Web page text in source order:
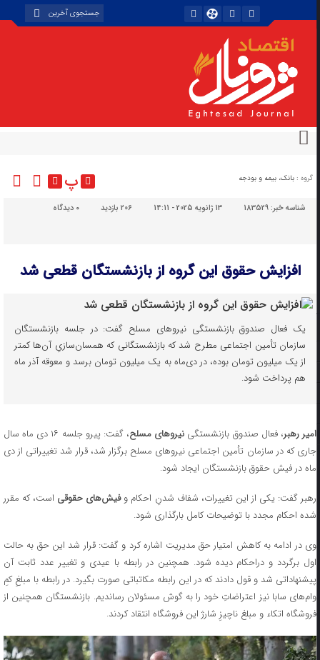
گروه : بانک، بیمه و بودجه پ
شناسه خبر:183529 13 ژانویه 2025 - 14:11 206 بازدید دیدگاه
افزایش حقوق این گروه از بازنشستگان قطعی شد
یک فعال صندوق بازنشستگی نیروهای مسلح گفت: در جلسه بازنشستگان
سازمان تأمین اجتماعی مطرح شد که بازنشستگانی که همسان‌سازیِ آن‌ها کمتر
از یک میلیون تومان بوده، در دی‌ماه به یک میلیون تومان برسد و معوقه آذر ماه
هم پرداخت شود.
امیر رهبر، فعال صندوق بازنشستگینیروهای مسلح
، گفت: پیرو جلسه ۱۶ دی ماه سال
جاری که در سازمان تأمین اجتماعی نیروهای مسلح برگزار شد، قرار شد تغییراتی از دی
ماه در فیش حقوق بازنشستگان ایجاد شود.
رهبر گفت: یکی از این تغییرات، شفاف شدنِ احکام وفیش‌های حقوقیاست، که مقرر
شده احکام مجدد با توضیحات کامل بارگذاری شود.
وی در ادامه به کاهش امتیار حق مدیریت اشاره کرد و گفت: قرار شد این حق به حالت
اول برگردد و دراحکام دیده شود. همچنین در رابطه با عیدی و تغییر عدد ثابت آن
پیشنهاداتی شد و قول دادند که در این رابطه مکاتباتی صورت بگیرد. در رابطه با مبلغِ کمِ
وام‌های سابا نیز اعتراضاتِ خود را به گوش مسئولان رساندیم. بازنشستگان همچنین از
فروشگاه اتکاء و مبلغ ناچیزِ شارژ این فروشگاه انتقاد کردند.